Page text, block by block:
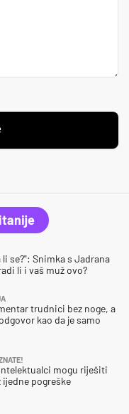
li se?": Snimka s Jadrana
li i vaš muž ovo?
trudnici bez noge, a
kao da je samo
mogu riješiti
ijedne pogreške